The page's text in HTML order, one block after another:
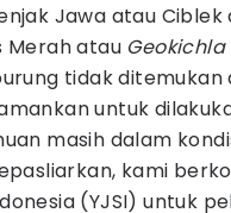
Jawa atau Ciblek
Merah atau
tidak
untuk
masih dalam
kami
(YJSI) untuk